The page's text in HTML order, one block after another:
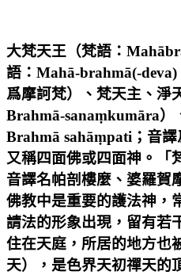
大梵天王（梵語：
語：Mahā-brahmā(-
爲摩訶梵）、梵天主、淨
Brahmā-sanaṃkumāra）
Brahmā sahāṃpati；音
又稱四面佛或四面神。「
音譯名帕剖樓麼、婆羅賀
佛教中是重要的護法神，
請法的形象出現，留有若
住在天庭，所居的地方也
天），是色界天初禪天的